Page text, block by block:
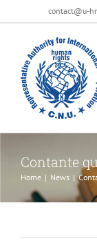
al
contenuto
contact@u-
Contante
Home | News |